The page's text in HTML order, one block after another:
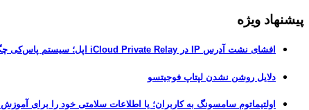
پیشنهاد ویژه
افشای نشت آدرس IP در iCloud Private Relay اپل؛ سیستم پاس‌کی چگونه حریم خصوصی کاربران را لو می‌دهد؟
دلایل روشن نشدن لپتاپ فوجیتسو
اولتیماتوم سامسونگ به کاربران؛ یا اطلاعات سلامتی خود را برای